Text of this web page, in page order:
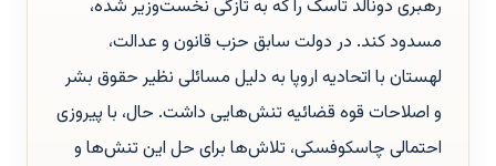
رهبری دونالد تاسک را که به تازگی نخست‌وزیر شده،
مسدود کند. در دولت سابق حزب قانون و عدالت،
لهستان با اتحادیه اروپا به دلیل مسائلی نظیر حقوق بشر
و اصلاحات قوه قضائیه تنش‌هایی داشت. حال، با پیروزی
احتمالی چاسکوفسکی، تلاش‌ها برای حل این تنش‌ها و